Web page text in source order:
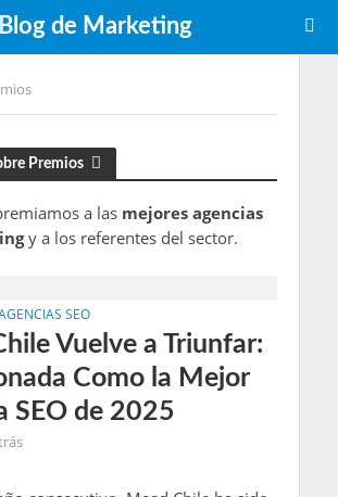
Blog de Marketing
Premios
a las mejores agencias
y a los referentes del sector.
SEO
Vuelve a Triunfar:
Como la Mejor
SEO de 2025